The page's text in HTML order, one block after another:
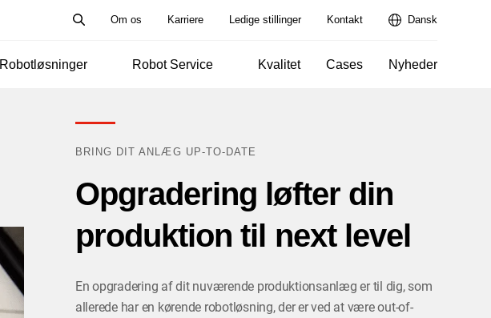
Om os Karriere Ledige stillinger Kontakt Dansk
Robotløsninger Robot Service Kvalitet Cases Nyheder
BRING DIT ANLÆG UP-TO-DATE
Opgradering løfter din
produktion til next level
En opgradering af dit nuværende produktionsanlæg er til dig, som
allerede har en kørende robotløsning, der er ved at være out-of-